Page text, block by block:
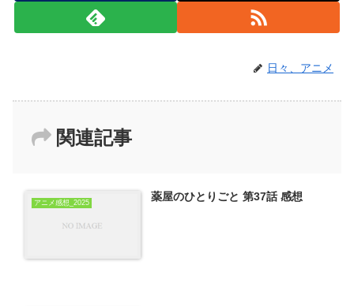
日々、アニメ
関連記事
アニメ感想_2025 薬屋のひとりごと 第37話 感想